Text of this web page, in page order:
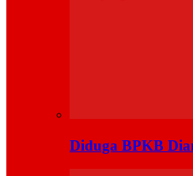
Diduga BPKB